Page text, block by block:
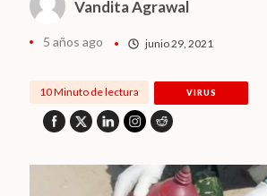
Vandita Agrawal
5 años ago junio 29, 2021
10 Minuto de lectura VIRUS